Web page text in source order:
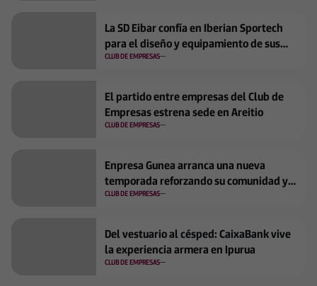
La SD Eibar confía en Iberian Sportech
para el diseño y equipamiento de sus
nuevos espacios de entrenamiento
CLUB DE EMPRESAS
El partido entre empresas del Club de
Empresas estrena sede en Areitio
CLUB DE EMPRESAS
Enpresa Gunea arranca una nueva
temporada reforzando su comunidad y
visión compartida
CLUB DE EMPRESAS
Del vestuario al césped: CaixaBank vive
la experiencia armera en Ipurua
CLUB DE EMPRESAS